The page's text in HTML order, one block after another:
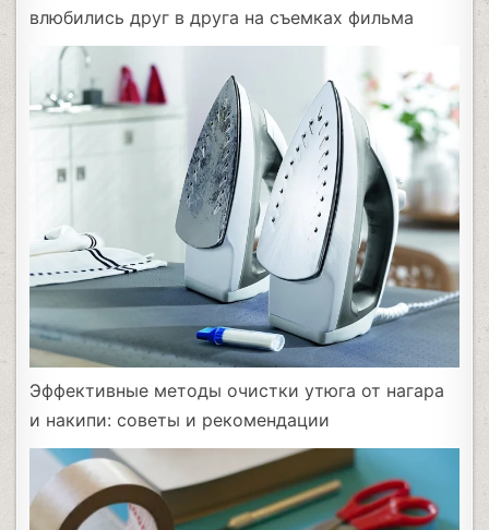
влюбились друг в друга на съемках фильма
Эффективные методы очистки утюга от нагара
и накипи: советы и рекомендации